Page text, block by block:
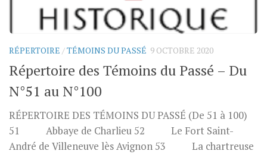
RÉPERTOIRE /TÉMOINS DU PASSÉ 9 OCTOBRE 2020
Répertoire des Témoins du Passé – Du
N°51 au N°100
RÉPERTOIRE DES TÉMOINS DU PASSÉ (De 51 à 100)
51 Abbaye de Charlieu 52 Le Fort Saint-
André de Villeneuve lès Avignon 53 La chartreuse